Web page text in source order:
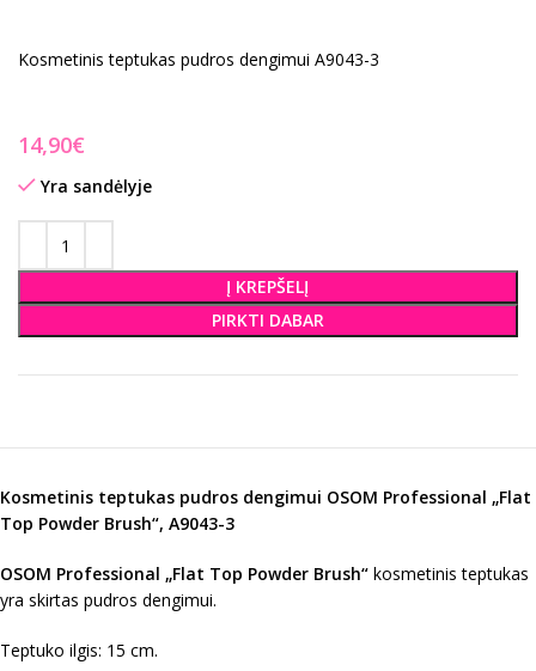
Kosmetinis teptukas pudros dengimui A9043-3
€
Yra sandėlyje
Į KREPŠELĮ
PIRKTI DABAR
Kosmetinis teptukas pudros dengimui OSOM Professional „Flat
Top Powder Brush“, A9043-3
OSOM Professional „Flat Top Powder Brush“ kosmetinis teptukas
yra skirtas pudros dengimui.
Teptuko ilgis: 15 cm.